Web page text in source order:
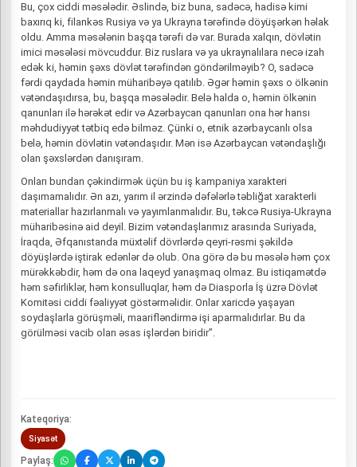
Bu, çox ciddi məsələdir. Əslində, biz buna, sadəcə, hadisə kimi
baxırıq ki, filankəs Rusiya və ya Ukrayna tərəfində döyüşərkən həlak
oldu. Amma məsələnin başqa tərəfi də var. Burada xalqın, dövlətin
imici məsələsi mövcuddur. Biz ruslara və ya ukraynalılara necə izah
edək ki, həmin şəxs dövlət tərəfindən göndərilməyib? O, sadəcə
fərdi qaydada həmin müharibəyə qatılıb. Əgər həmin şəxs o ölkənin
vətəndaşıdırsa, bu, başqa məsələdir. Belə halda o, həmin ölkənin
qanunları ilə hərəkət edir və Azərbaycan qanunları ona hər hansı
məhdudiyyət tətbiq edə bilməz. Çünki o, etnik azərbaycanlı olsa
belə, həmin dövlətin vətəndaşıdır. Mən isə Azərbaycan vətəndaşlığı
olan şəxslərdən danışıram.
Onları bundan çəkindirmək üçün bu iş kampaniya xarakteri
daşımamalıdır. Ən azı, yarım il ərzində dəfələrlə təbliğat xarakterli
materiallar hazırlanmalı və yayımlanmalıdır. Bu, təkcə Rusiya-Ukrayna
müharibəsinə aid deyil. Bizim vətəndaşlarımız arasında Suriyada,
İraqda, Əfqanıstanda müxtəlif dövrlərdə qeyri-rəsmi şəkildə
döyüşlərdə iştirak edənlər də olub. Ona görə də bu məsələ həm çox
mürəkkəbdir, həm də ona laqeyd yanaşmaq olmaz. Bu istiqamətdə
həm səfirliklər, həm konsulluqlar, həm də Diasporla İş üzrə Dövlət
Komitəsi ciddi fəaliyyət göstərməlidir. Onlar xaricdə yaşayan
soydaşlarla görüşməli, maarifləndirmə işi aparmalıdırlar. Bu da
görülməsi vacib olan əsas işlərdən biridir”.
Kateqoriya:
Siyasət
Paylaş: